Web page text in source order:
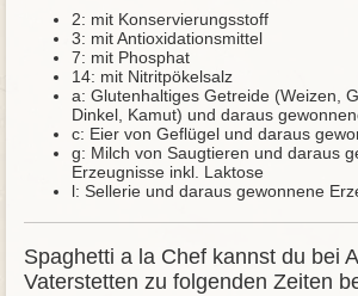
2: mit Konservierungsstoff
3: mit Antioxidationsmittel
7: mit Phosphat
14: mit Nitritpökelsalz
a: Glutenhaltiges Getreide (Weizen,
Dinkel, Kamut) und daraus
c: Eier von Geflügel und daraus
g: Milch von Saugtieren und daraus
Erzeugnisse inkl. Laktose
l: Sellerie und daraus gewonnene
Spaghetti a la Chef kannst du bei
Vaterstetten zu folgenden Zeiten